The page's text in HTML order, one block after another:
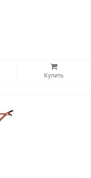
Купить